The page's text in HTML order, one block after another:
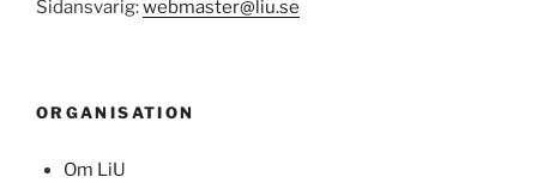
Sidansvarig:webmaster@liu.se
ORGANISATION
Om LiU